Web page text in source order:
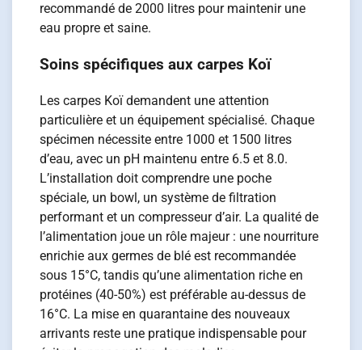
recommandé de 2000 litres pour maintenir une
eau propre et saine.
Soins spécifiques aux carpes Koï
Les carpes Koï demandent une attention
particulière et un équipement spécialisé. Chaque
spécimen nécessite entre 1000 et 1500 litres
d’eau, avec un pH maintenu entre 6.5 et 8.0.
L’installation doit comprendre une poche
spéciale, un bowl, un système de filtration
performant et un compresseur d’air. La qualité de
l’alimentation joue un rôle majeur : une nourriture
enrichie aux germes de blé est recommandée
sous 15°C, tandis qu’une alimentation riche en
protéines (40-50%) est préférable au-dessus de
16°C. La mise en quarantaine des nouveaux
arrivants reste une pratique indispensable pour